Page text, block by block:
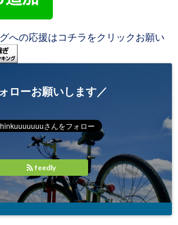
への応援はコチラをクリックお願い
ローお願いします／
feedly